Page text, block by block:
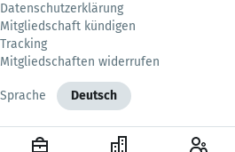
Datenschutzerklärung
Mitgliedschaft kündigen
Tracking
Mitgliedschaften widerrufen
Sprache Deutsch